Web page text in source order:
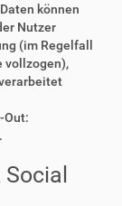
können
Nutzer
(im Regelfall
vollzogen),
Out:
.